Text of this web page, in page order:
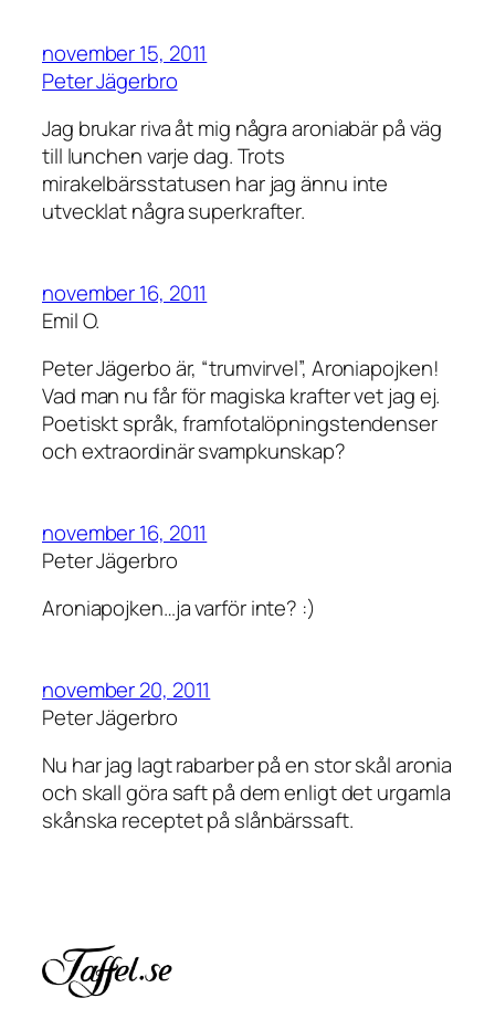
november 15, 2011
Peter Jägerbro
Jag brukar riva åt mig några aroniabär på väg
till lunchen varje dag. Trots
mirakelbärsstatusen har jag ännu inte
utvecklat några superkrafter.
november 16, 2011
Emil O.
Peter Jägerbo är, “trumvirvel”, Aroniapojken!
Vad man nu får för magiska krafter vet jag ej.
Poetiskt språk, framfotalöpningstendenser
och extraordinär svampkunskap?
november 16, 2011
Peter Jägerbro
Aroniapojken…ja varför inte? :)
november 20, 2011
Peter Jägerbro
Nu har jag lagt rabarber på en stor skål aronia
och skall göra saft på dem enligt det urgamla
skånska receptet på slånbärssaft.